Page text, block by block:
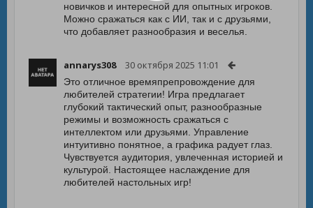
новичков и интересной для опытных игроков.
Можно сражаться как с ИИ, так и с друзьями,
что добавляет разнообразия и веселья.
annarys308 30 октября 2025 11:01
Это отличное времяпрепровождение для
любителей стратегии! Игра предлагает
глубокий тактический опыт, разнообразные
режимы и возможность сражаться с
интеллектом или друзьями. Управление
интуитивно понятное, а графика радует глаз.
Чувствуется аудитория, увлеченная историей и
культурой. Настоящее наслаждение для
любителей настольных игр!